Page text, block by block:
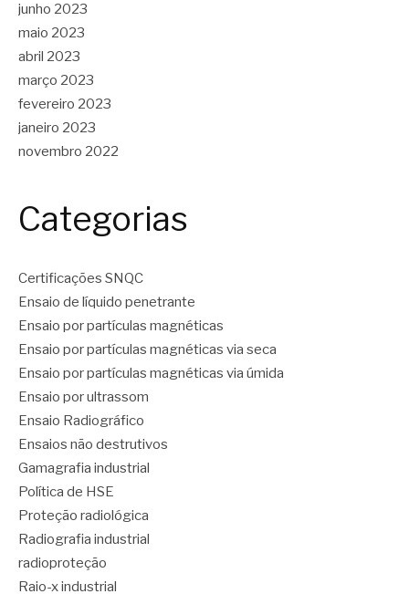
junho 2023
maio 2023
abril 2023
março 2023
fevereiro 2023
janeiro 2023
novembro 2022
Categorias
Certificações SNQC
Ensaio de líquido penetrante
Ensaio por partículas magnéticas
Ensaio por partículas magnéticas via seca
Ensaio por partículas magnéticas via úmida
Ensaio por ultrassom
Ensaio Radiográfico
Ensaios não destrutivos
Gamagrafia industrial
Política de HSE
Proteção radiológica
Radiografia industrial
radioproteção
Raio-x industrial